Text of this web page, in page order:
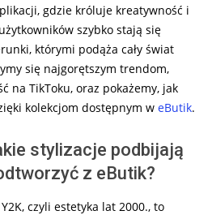
gdzie króluje kreatywność i
szybko stają się
którymi podąża cały świat
się najgorętszym trendom,
na TikToku, oraz pokażemy, jak
kolekcjom dostępnym w eButik.
stylizacje podbijają
z eButik?
czyli estetyka lat 2000., to